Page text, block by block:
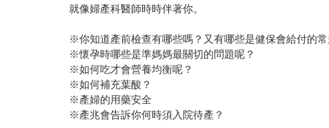
就像婦產科醫師時時伴著你。
※你知道產前檢查有哪些嗎？又有哪些是健保會給付的
※懷孕時哪些是準媽媽最關切的問題呢？
※如何吃才會營養均衡呢？
※如何補充葉酸？
※產婦的用藥安全
※產兆會告訴你何時須入院待產？